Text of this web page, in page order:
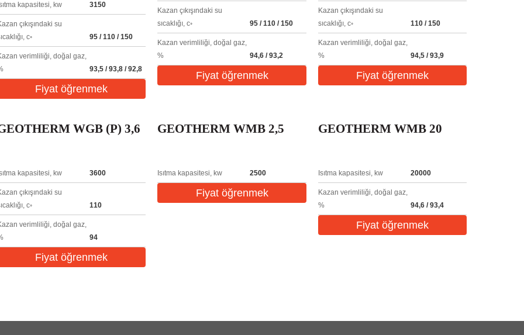
kapasitesi, kw 3150
çıkışındaki su
c◦
95 / 110 / 150
verimliliği, doğal gaz,
93,5 / 93,8 / 92,8
Fiyat öğrenmek
Kazan çıkışındaki su
sıcaklığı, c◦
95 / 110 / 150
Kazan verimliliği, doğal gaz,
%
94,6 / 93,2
Fiyat öğrenmek
Kazan çıkışındaki su
sıcaklığı, c◦
110 / 150
Kazan verimliliği, doğal gaz,
%
94,5 / 93,9
Fiyat öğrenmek
WGB (P) 3,6
kapasitesi, kw 3600
çıkışındaki su
c◦
110
verimliliği, doğal gaz,
94
Fiyat öğrenmek
GEOTHERM WMB 2,5
Isıtma kapasitesi, kw 2500
Fiyat öğrenmek
GEOTHERM WMB 20
Isıtma kapasitesi, kw 20000
Kazan verimliliği, doğal gaz,
%
94,6 / 93,4
Fiyat öğrenmek